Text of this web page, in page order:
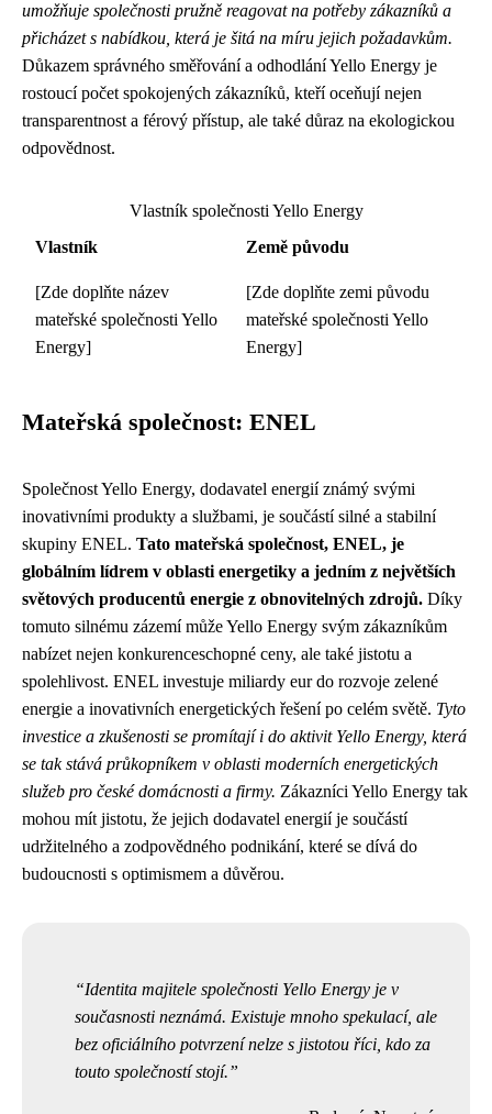
umožňuje společnosti pružně reagovat na potřeby zákazníků a
přicházet s nabídkou, která je šitá na míru jejich požadavkům.
Důkazem správného směřování a odhodlání Yello Energy je
rostoucí počet spokojených zákazníků, kteří oceňují nejen
transparentnost a férový přístup, ale také důraz na ekologickou
odpovědnost.
Vlastník společnosti Yello Energy
Vlastník
Země původu
[Zde doplňte název
mateřské společnosti Yello
Energy]
[Zde doplňte zemi původu
mateřské společnosti Yello
Energy]
Mateřská společnost: ENEL
Společnost Yello Energy, dodavatel energií známý svými
inovativními produkty a službami, je součástí silné a stabilní
skupiny ENEL. Tato mateřská společnost, ENEL, je
globálním lídrem v oblasti energetiky a jedním z největších
světových producentů energie z obnovitelných zdrojů. Díky
tomuto silnému zázemí může Yello Energy svým zákazníkům
nabízet nejen konkurenceschopné ceny, ale také jistotu a
spolehlivost. ENEL investuje miliardy eur do rozvoje zelené
energie a inovativních energetických řešení po celém světě. Tyto
investice a zkušenosti se promítají i do aktivit Yello Energy, která
se tak stává průkopníkem v oblasti moderních energetických
služeb pro české domácnosti a firmy. Zákazníci Yello Energy tak
mohou mít jistotu, že jejich dodavatel energií je součástí
udržitelného a zodpovědného podnikání, které se dívá do
budoucnosti s optimismem a důvěrou.
Identita majitele společnosti Yello Energy je v
současnosti neznámá. Existuje mnoho spekulací, ale
bez oficiálního potvrzení nelze s jistotou říci, kdo za
touto společností stojí.